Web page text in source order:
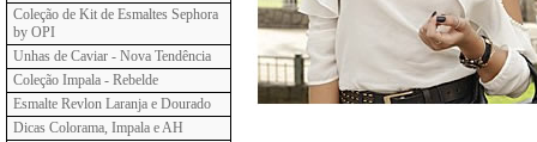
Coleção de Kit de Esmaltes Sephora
by OPI
Unhas de Caviar - Nova Tendência
Coleção Impala - Rebelde
Esmalte Revlon Laranja e Dourado
Dicas Colorama, Impala e AH